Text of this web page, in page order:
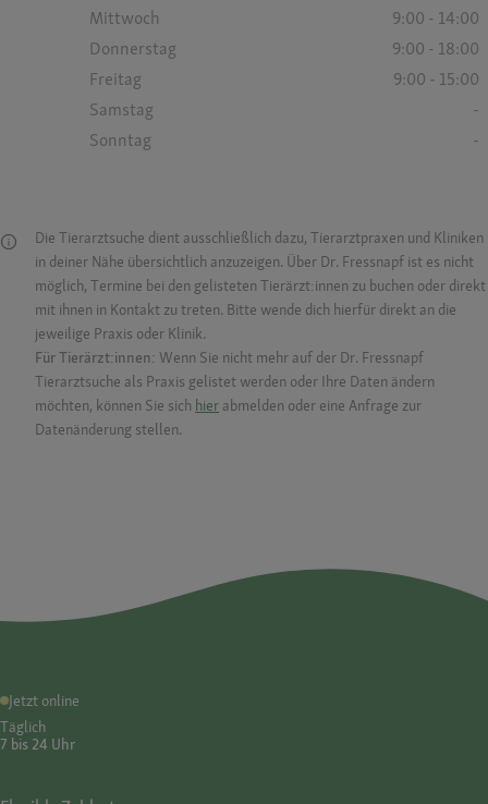
Mittwoch
9:00 - 14:00
Donnerstag
9:00 - 18:00
Freitag
9:00 - 15:00
Samstag
-
Sonntag
-
Die Tierarztsuche dient ausschließlich dazu, Tierarztpraxen und Kliniken
in deiner Nähe übersichtlich anzuzeigen. Über Dr. Fressnapf ist es nicht
möglich, Termine bei den gelisteten Tierärzt:innen zu buchen oder direkt
mit ihnen in Kontakt zu treten. Bitte wende dich hierfür direkt an die
jeweilige Praxis oder Klinik.
Für Tierärzt:innen: Wenn Sie nicht mehr auf der Dr. Fressnapf
Tierarztsuche als Praxis gelistet werden oder Ihre Daten ändern
möchten, können Sie sich hier abmelden oder eine Anfrage zur
Datenänderung stellen.
Jetzt online
Täglich
7 bis 24 Uhr